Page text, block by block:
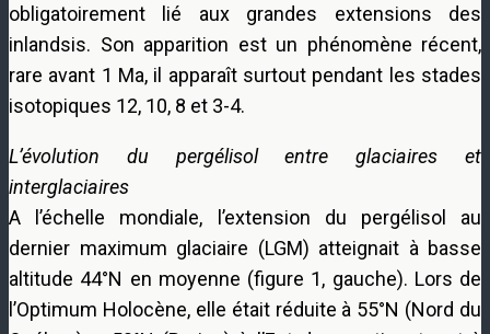
obligatoirement lié aux grandes extensions des
inlandsis. Son apparition est un phénomène récent,
rare avant 1 Ma, il apparaît surtout pendant les stades
isotopiques 12, 10, 8 et 3-4.
L’évolution du pergélisol entre glaciaires et
interglaciaires
A l’échelle mondiale, l’extension du pergélisol au
dernier maximum glaciaire (LGM) atteignait à basse
altitude 44°N en moyenne (figure 1, gauche). Lors de
l’Optimum Holocène, elle était réduite à 55°N (Nord du